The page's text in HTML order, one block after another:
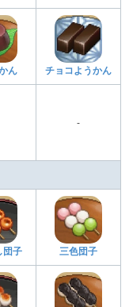
ん チョコようかん
-
団子 三色団子